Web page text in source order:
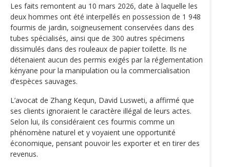
Les faits remontent au 10 mars 2026, date à laquelle les
deux hommes ont été interpellés en possession de 1 948
fourmis de jardin, soigneusement conservées dans des
tubes spécialisés, ainsi que de 300 autres spécimens
dissimulés dans des rouleaux de papier toilette. Ils ne
détenaient aucun des permis exigés par la réglementation
kényane pour la manipulation ou la commercialisation
d’espèces sauvages.
L’avocat de Zhang Kequn, David Lusweti, a affirmé que
ses clients ignoraient le caractère illégal de leurs actes.
Selon lui, ils considéraient ces fourmis comme un
phénomène naturel et y voyaient une opportunité
économique, pensant pouvoir les exporter et en tirer des
revenus.